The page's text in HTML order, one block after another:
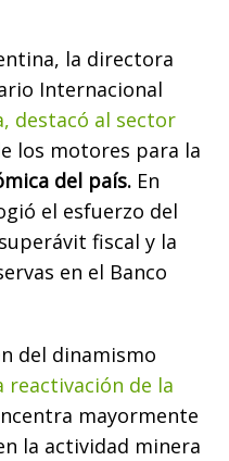
la directora
Internacional
destacó al sector
los motores para la
del país. En
el esfuerzo del
fiscal y la
en el Banco
del dinamismo
reactivación de la
mayormente
la actividad minera